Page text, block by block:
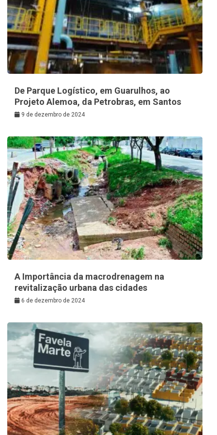
De Parque Logístico, em Guarulhos, ao
Projeto Alemoa, da Petrobras, em Santos
9 de dezembro de 2024
A Importância da macrodrenagem na
revitalização urbana das cidades
6 de dezembro de 2024